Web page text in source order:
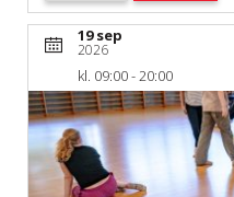
19 sep
2026
kl. 09:00 - 20:00